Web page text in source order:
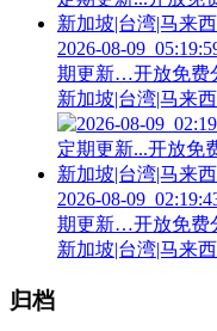
2026-08-
期更新…开放免费
新加坡|台湾|马来
2026-08-
期更新…开放免费
新加坡|台湾|马来
归档